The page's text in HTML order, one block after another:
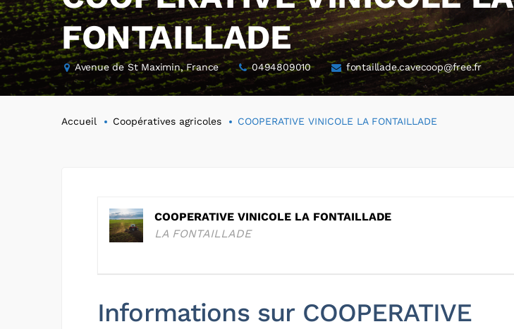
FONTAILLADE
Avenue de St Maximin, France 0494809010 fontaillade.cavecoop@free.fr
Accueil Coopératives agricoles COOPERATIVE VINICOLE LA FONTAILLADE
COOPERATIVE VINICOLE LA FONTAILLADE
LA FONTAILLADE
Informations sur COOPERATIVE